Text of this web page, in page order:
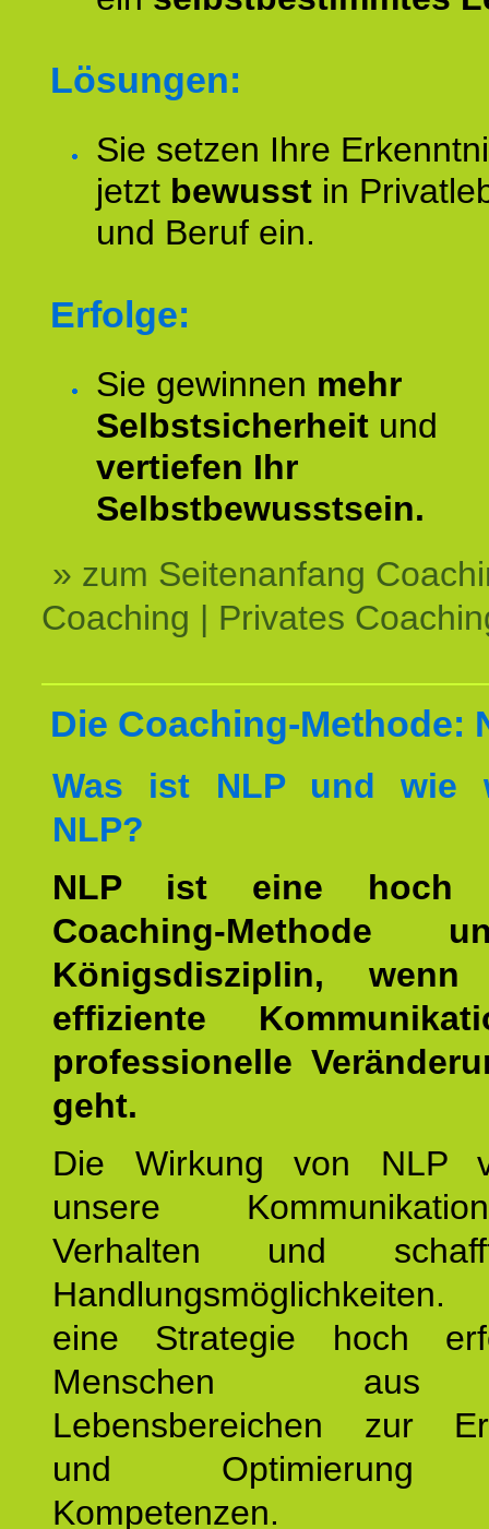
Lösungen:
Sie setzen Ihre
jetzt bewusst in
und Beruf ein.
Erfolge:
Sie gewinnen mehr
Selbstsicherheit und
vertiefen Ihr
Selbstbewusstsein.
» zum Seitenanfang
Coaching | Privates
Die Coaching-Methode:
Was ist NLP und wie
NLP?
NLP ist eine hoch
Coaching-Methode
Königsdisziplin,
effiziente
professionelle
geht.
Die Wirkung von NLP
unsere
Verhalten und
eine Strategie hoch
Menschen
Lebensbereichen zur
und Optimierung
Kompetenzen.